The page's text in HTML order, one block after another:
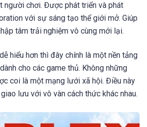
người chơi. Được phát triển và phát
với sự sáng tạo thể giới mở. Giúp
tâm trải nghiệm vô cùng mới lại.
hiểu hơn thì đây chính là một nền tảng
cho các game thủ. Không những
coi là một mạng lưới xã hội. Điều này
lưu với vô vàn cách thức khác nhau.